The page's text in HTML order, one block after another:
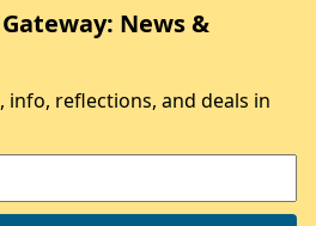
News &
info, reflections, and deals in